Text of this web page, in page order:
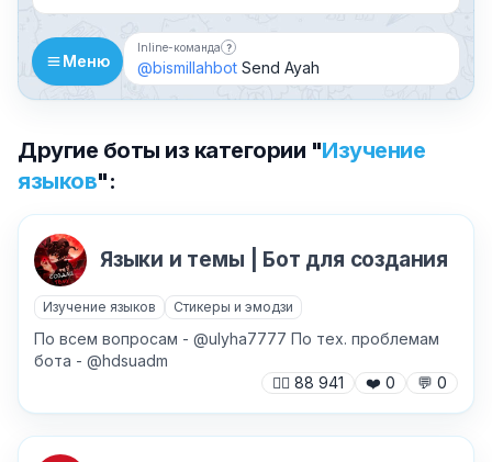
Меню
Inline-команда ?
Бот можно добавить в чат и
@bismillahbot Send Ayah
Другие боты из категории "Изучение
языков":
Языки и темы | Бот для создания
Изучение языков Стикеры и эмодзи
По всем вопросам - @ulyha7777 По тех. проблемам
бота - @hdsuadm
🙍‍♂️ 88 941 ❤️ 0 💬 0